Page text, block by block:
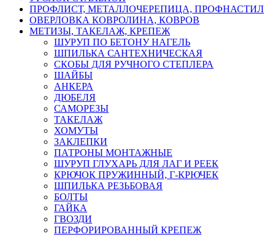
ПРОФЛИСТ, МЕТАЛЛОЧЕРЕПИЦА, ПРОФНАСТИЛ
ОВЕРЛОВКА КОВРОЛИНА, КОВРОВ
МЕТИЗЫ, ТАКЕЛАЖ, КРЕПЕЖ
ШУРУП ПО БЕТОНУ НАГЕЛЬ
ШПИЛЬКА САНТЕХНИЧЕСКАЯ
СКОБЫ ДЛЯ РУЧНОГО СТЕПЛЕРА
ШАЙБЫ
АНКЕРА
ДЮБЕЛЯ
САМОРЕЗЫ
ТАКЕЛАЖ
ХОМУТЫ
ЗАКЛЕПКИ
ПАТРОНЫ МОНТАЖНЫЕ
ШУРУП ГЛУХАРЬ ДЛЯ ЛАГ И РЕЕК
КРЮЧОК ПРУЖИННЫЙ, Г-КРЮЧЕК
ШПИЛЬКА РЕЗЬБОВАЯ
БОЛТЫ
ГАЙКА
ГВОЗДИ
ПЕРФОРИРОВАННЫЙ КРЕПЕЖ